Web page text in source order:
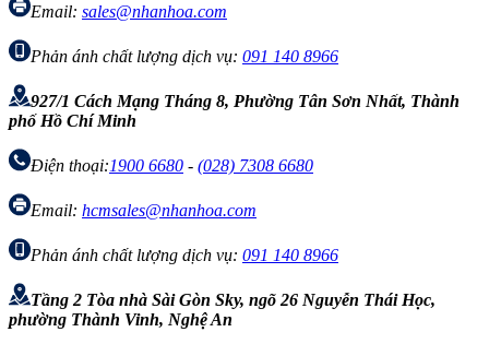
Email: sales@nhanhoa.com
Phản ánh chất lượng dịch vụ: 091 140 8966
927/1 Cách Mạng Tháng 8, Phường Tân Sơn Nhất, Thành
phố Hồ Chí Minh
Điện thoại:1900 6680 - (028) 7308 6680
Email: hcmsales@nhanhoa.com
Phản ánh chất lượng dịch vụ: 091 140 8966
Tầng 2 Tòa nhà Sài Gòn Sky, ngõ 26 Nguyễn Thái Học,
phường Thành Vinh, Nghệ An